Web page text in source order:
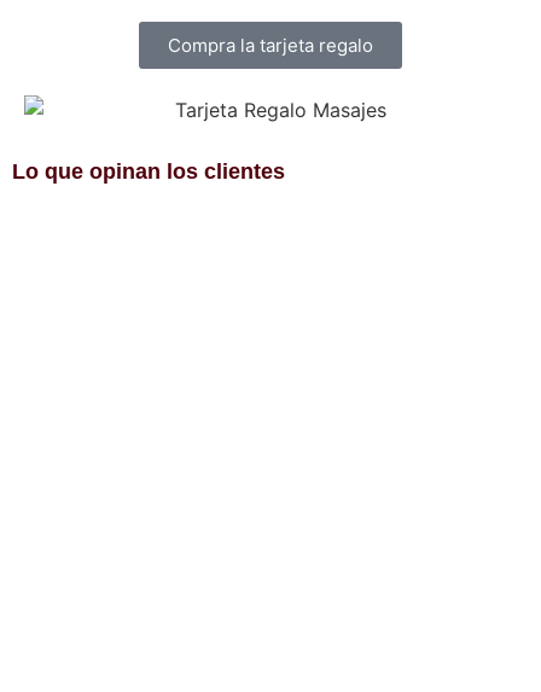
Compra la tarjeta regalo
Lo que opinan los clientes